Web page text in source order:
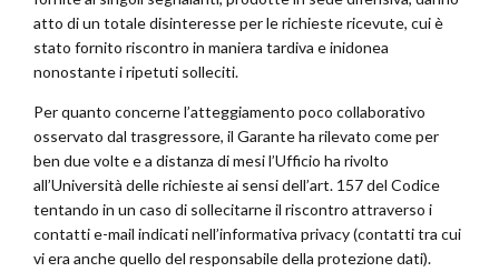
atto di un totale disinteresse per le richieste ricevute, cui è
stato fornito riscontro in maniera tardiva e inidonea
nonostante i ripetuti solleciti.
Per quanto concerne l’atteggiamento poco collaborativo
osservato dal trasgressore, il Garante ha rilevato come per
ben due volte e a distanza di mesi l’Ufficio ha rivolto
all’Università delle richieste ai sensi dell’art. 157 del Codice
tentando in un caso di sollecitarne il riscontro attraverso i
contatti e-mail indicati nell’informativa privacy (contatti tra cui
vi era anche quello del responsabile della protezione dati).